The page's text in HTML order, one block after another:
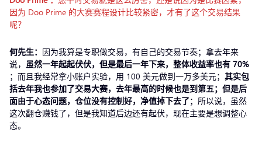
因为 Doo Prime 的大赛赛程设计比较紧密，才有了这个交易结果
呢？
何先生： 因为我算是专职做交易，有自己的交易节奏；拿去年来
说， 虽然一年起起伏伏，但是最后一年下来，整体收益率也有 70%
；而且我经常拿小账户实验，用 100 美元做到一万多美元； 其实包
括去年我也参加了交易大赛，去年最高的时候也是到第五；但是后
面由于心态问题，仓位没有控制好，净值掉下去了；所以说，虽然
这次翻仓赚钱了，但是我知道后边还有起伏，现在主要是想调整心
态。